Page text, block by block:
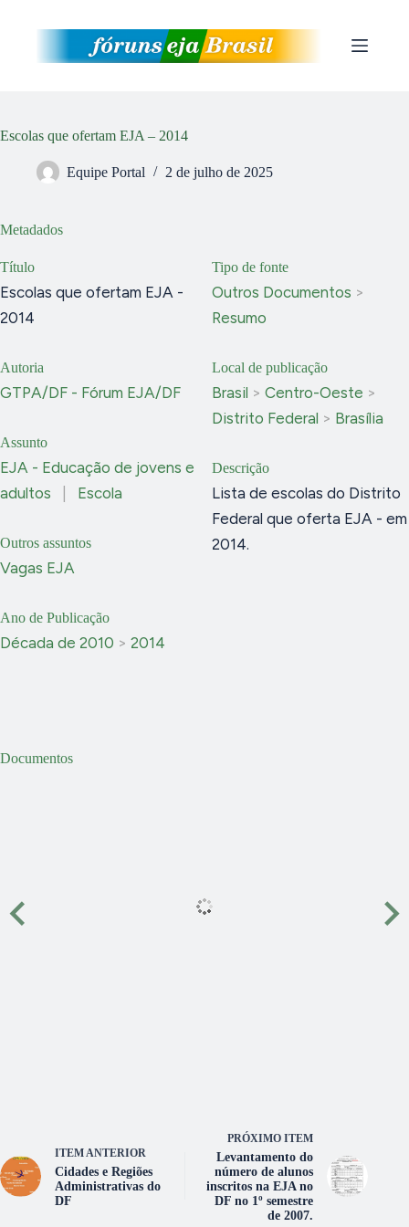
Escolas que ofertam EJA – 2014
Equipe Portal 2 de julho de 2025
Documentos
Metadados
Título
Escolas que ofertam EJA -
2014
Autoria
GTPA/DF - Fórum EJA/DF
Assunto
EJA - Educação de jovens e
adultos
Escola
Outros assuntos
Vagas EJA
Ano de Publicação
Década de 2010 > 2014
Tipo de fonte
Outros Documentos >
Resumo
Local de publicação
Brasil > Centro-Oeste >
Distrito Federal > Brasília
Descrição
Lista de escolas do Distrito
Federal que oferta EJA - em
2014.
ITEM ANTERIOR
Cidades e Regiões
Administrativas do
DF
PRÓXIMO ITEM
Levantamento do
número de alunos
inscritos na EJA no
DF no 1º semestre
de 2007.